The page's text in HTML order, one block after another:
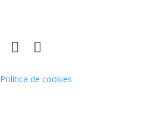
Política de cookies